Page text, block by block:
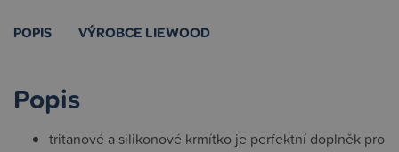
POPIS VÝROBCE LIEWOOD
Popis
tritanové a silikonové krmítko je perfektní doplněk pro